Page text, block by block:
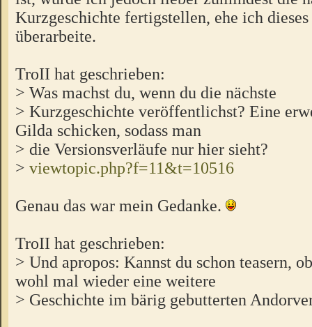
Kurzgeschichte fertigstellen, ehe ich
überarbeite.
TroII hat geschrieben:
> Was machst du, wenn du die nächste
> Kurzgeschichte veröffentlichst? Eine
Gilda schicken, sodass man
> die Versionsverläufe nur hier sieht?
> viewtopic.php?f=11&t=10516
Genau das war mein Gedanke.
TroII hat geschrieben:
> Und apropos: Kannst du schon teasern,
wohl mal wieder eine weitere
> Geschichte im bärig gebutterten